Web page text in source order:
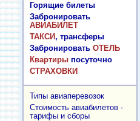
Горящие билеты
Забронировать
АВИАБИЛЕТ
ТАКСИ, трансферы
Забронировать ОТЕЛЬ
Квартиры посуточно
СТРАХОВКИ
Типы авиаперевозок
Стоимость авиабилетов -
тарифы и сборы